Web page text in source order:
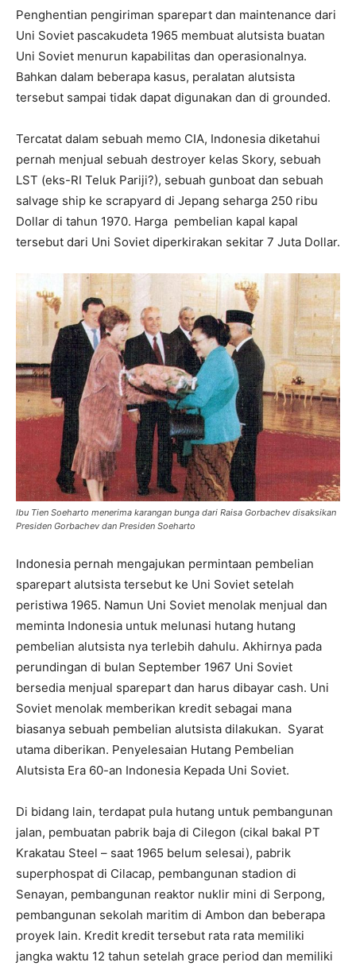
Penghentian pengiriman sparepart dan maintenance dari
Uni Soviet pascakudeta 1965 membuat alutsista buatan
Uni Soviet menurun kapabilitas dan operasionalnya.
Bahkan dalam beberapa kasus, peralatan alutsista
tersebut sampai tidak dapat digunakan dan di grounded.
Tercatat dalam sebuah memo CIA, Indonesia diketahui
pernah menjual sebuah destroyer kelas Skory, sebuah
LST (eks-RI Teluk Pariji?), sebuah gunboat dan sebuah
salvage ship ke scrapyard di Jepang seharga 250 ribu
Dollar di tahun 1970. Harga pembelian kapal kapal
tersebut dari Uni Soviet diperkirakan sekitar 7 Juta Dollar.
Ibu Tien Soeharto menerima karangan bunga dari Raisa Gorbachev disaksikan
Presiden Gorbachev dan Presiden Soeharto
Indonesia pernah mengajukan permintaan pembelian
sparepart alutsista tersebut ke Uni Soviet setelah
peristiwa 1965. Namun Uni Soviet menolak menjual dan
meminta Indonesia untuk melunasi hutang hutang
pembelian alutsista nya terlebih dahulu. Akhirnya pada
perundingan di bulan September 1967 Uni Soviet
bersedia menjual sparepart dan harus dibayar cash. Uni
Soviet menolak memberikan kredit sebagai mana
biasanya sebuah pembelian alutsista dilakukan. Syarat
utama diberikan. Penyelesaian Hutang Pembelian
Alutsista Era 60-an Indonesia Kepada Uni Soviet.
Di bidang lain, terdapat pula hutang untuk pembangunan
jalan, pembuatan pabrik baja di Cilegon (cikal bakal PT
Krakatau Steel – saat 1965 belum selesai), pabrik
superphospat di Cilacap, pembangunan stadion di
Senayan, pembangunan reaktor nuklir mini di Serpong,
pembangunan sekolah maritim di Ambon dan beberapa
proyek lain. Kredit kredit tersebut rata rata memiliki
jangka waktu 12 tahun setelah grace period dan memiliki